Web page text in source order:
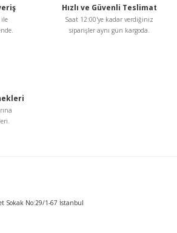
eksik bilgiler bulunuyor.
bulunuyor.
ile
Hızlı ve Güvenli Teslimat
Saat 12:00'ye kadar verdiğiniz
siparişler aynı gün kargoda.
Sokak No:29/1-67 İstanbul